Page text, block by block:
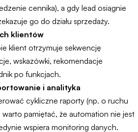
cennika), a gdy lead osiągnie
go do działu sprzedaży.
klientów
klient otrzymuje sekwencję
wskazówki, rekomendacje
po funkcjach.
i analityka
cykliczne raporty (np. o ruchu
warto pamiętać, że automation nie jest
wspiera monitoring danych.